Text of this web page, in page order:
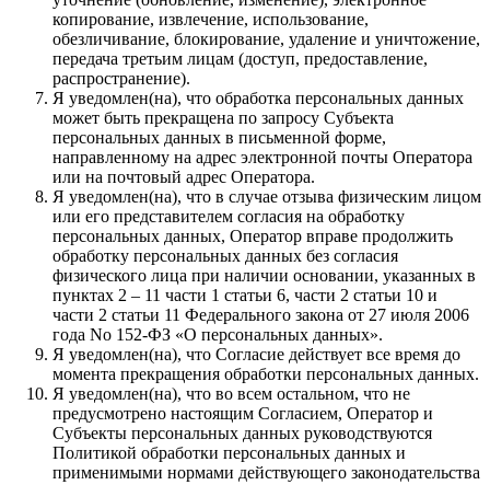
копирование, извлечение, использование,
обезличивание, блокирование, удаление и уничтожение,
передача третьим лицам (доступ, предоставление,
распространение).
Я уведомлен(на), что обработка персональных данных
может быть прекращена по запросу Субъекта
персональных данных в письменной форме,
направленному на адрес электронной почты Оператора
или на почтовый адрес Оператора.
Я уведомлен(на), что в случае отзыва физическим лицом
или его представителем согласия на обработку
персональных данных, Оператор вправе продолжить
обработку персональных данных без согласия
физического лица при наличии основании, указанных в
пунктах 2 – 11 части 1 статьи 6, части 2 статьи 10 и
части 2 статьи 11 Федерального закона от 27 июля 2006
года No 152-ФЗ «О персональных данных».
Я уведомлен(на), что Согласие действует все время до
момента прекращения обработки персональных данных.
Я уведомлен(на), что во всем остальном, что не
предусмотрено настоящим Согласием, Оператор и
Субъекты персональных данных руководствуются
Политикой обработки персональных данных и
применимыми нормами действующего законодательства